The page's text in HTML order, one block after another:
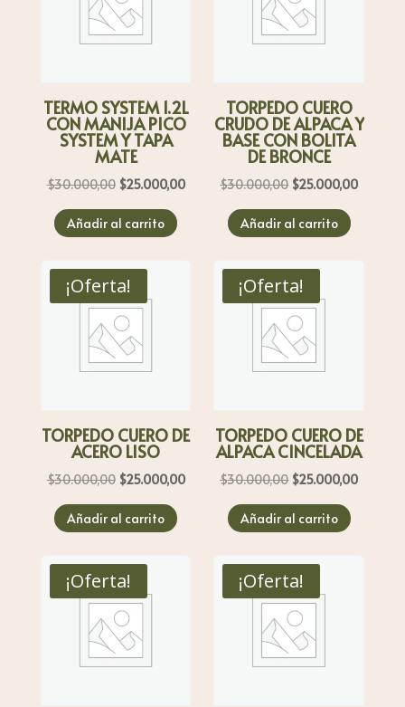
TERMO SYSTEM 1.2L
CON MANIJA PICO
SYSTEM Y TAPA
MATE
$30.000,00 El
precio
original
$30.000,00.
$25.000,00El
$25.000,00.
Añadir al carrito
TORPEDO CUERO
CRUDO DE ALPACA Y
BASE CON BOLITA
DE BRONCE
$30.000,00 El
precio
original
$30.000,00.
$25.000,00El
Añadir al carrito
¡Oferta!
TORPEDO CUERO DE
ACERO LISO
$30.000,00 El
precio
original
$30.000,00.
$25.000,00El
$25.000,00.
Añadir al carrito
¡Oferta!
TORPEDO CUERO DE
ALPACA CINCELADA
$30.000,00 El
precio
original
$30.000,00.
$25.000,00El
Añadir al carrito
¡Oferta! ¡Oferta!